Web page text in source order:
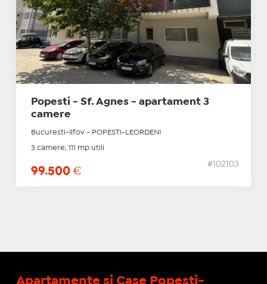
Popesti - Sf. Agnes - apartament 3
camere
Bucuresti-Ilfov - POPESTI-LEORDENI
3 camere, 111 mp utili
99.500 €
#102103
Apartamente si Case Popesti-